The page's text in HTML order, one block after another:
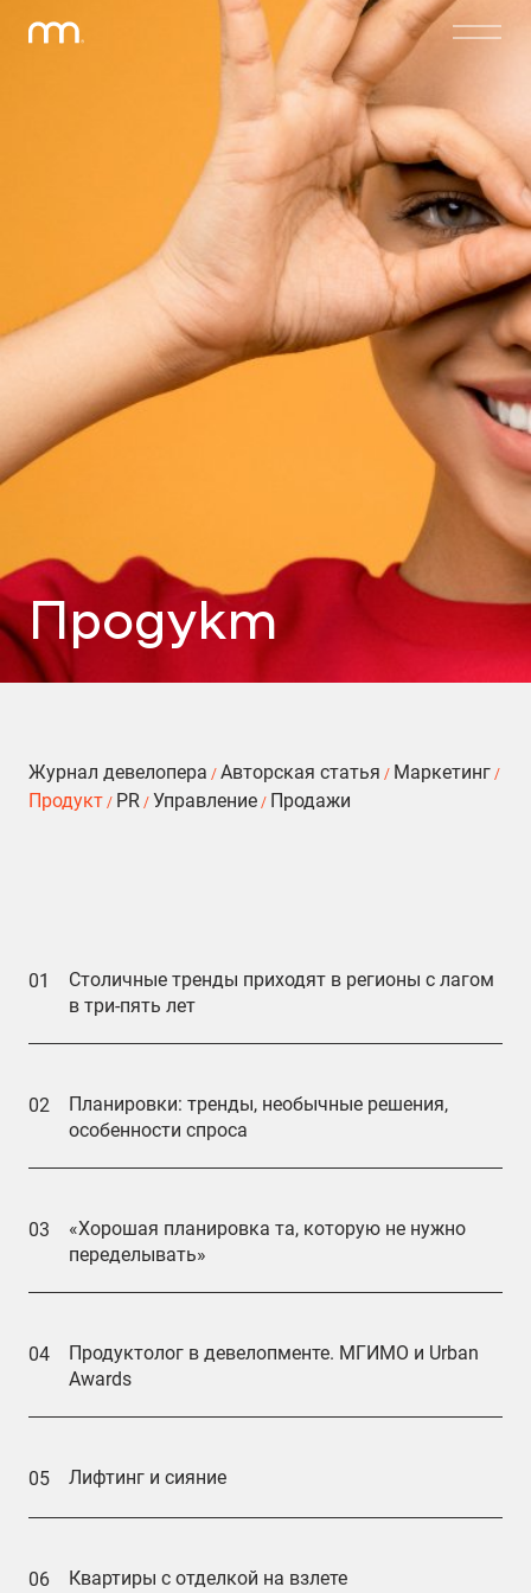
Продукт
Журнал девелопера / Авторская статья / Маркетинг /
Продукт / PR / Управление / Продажи
01
Столичные тренды приходят в регионы с лагом
в три-пять лет
02
Планировки: тренды, необычные решения,
особенности спроса
03
«Хорошая планировка та, которую не нужно
переделывать»
04
Продуктолог в девелопменте. МГИМО и Urban
Awards
05 Лифтинг и сияние
06 Квартиры с отделкой на взлете